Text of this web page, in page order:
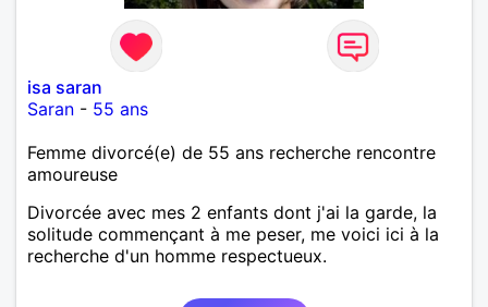
isa saran
Saran - 55 ans
Femme divorcé(e) de 55 ans recherche rencontre
amoureuse
Divorcée avec mes 2 enfants dont j'ai la garde, la
solitude commençant à me peser, me voici ici à la
recherche d'un homme respectueux.